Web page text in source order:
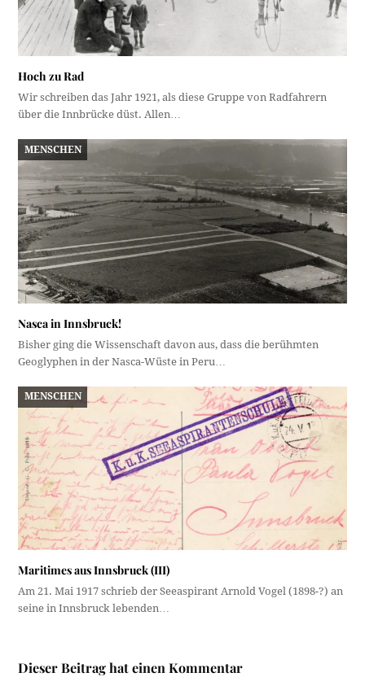
Hoch zu Rad
Wir schreiben das Jahr 1921, als diese Gruppe von Radfahrern
über die Innbrücke düst. Allen…
MENSCHEN
Nasca in Innsbruck!
Bisher ging die Wissenschaft davon aus, dass die berühmten
Geoglyphen in der Nasca-Wüste in Peru…
MENSCHEN
Maritimes aus Innsbruck (III)
Am 21. Mai 1917 schrieb der Seeaspirant Arnold Vogel (1898-?) an
seine in Innsbruck lebenden…
Dieser Beitrag hat einen Kommentar